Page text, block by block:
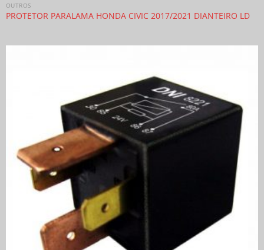
OUTROS
PROTETOR PARALAMA HONDA CIVIC 2017/2021 DIANTEIRO LD